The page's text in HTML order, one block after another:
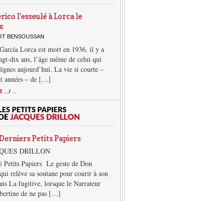
l’esseulé à Lorca le
BENSOUSSAN
Lorca est mort en 1936, il y a
dix ans, l’âge même de celui qui
aujourd’hui. La vie si courte –
années – de […]
.../ ...
Petits Papiers
DRILLON
Petits Papiers Le geste de Don
relève sa soutane pour courir à son
La fugitive, lorsque le Narrateur
de ne pas […]